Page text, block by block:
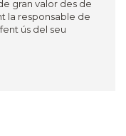
gran valor des de
la responsable de
ús del seu